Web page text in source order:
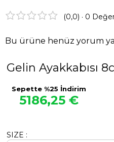
(0,0) · 0
Bu ürüne henüz yorum
Gelin Ayakkabısı
Sepette %25 İndirim
5186,25 €
SIZE :